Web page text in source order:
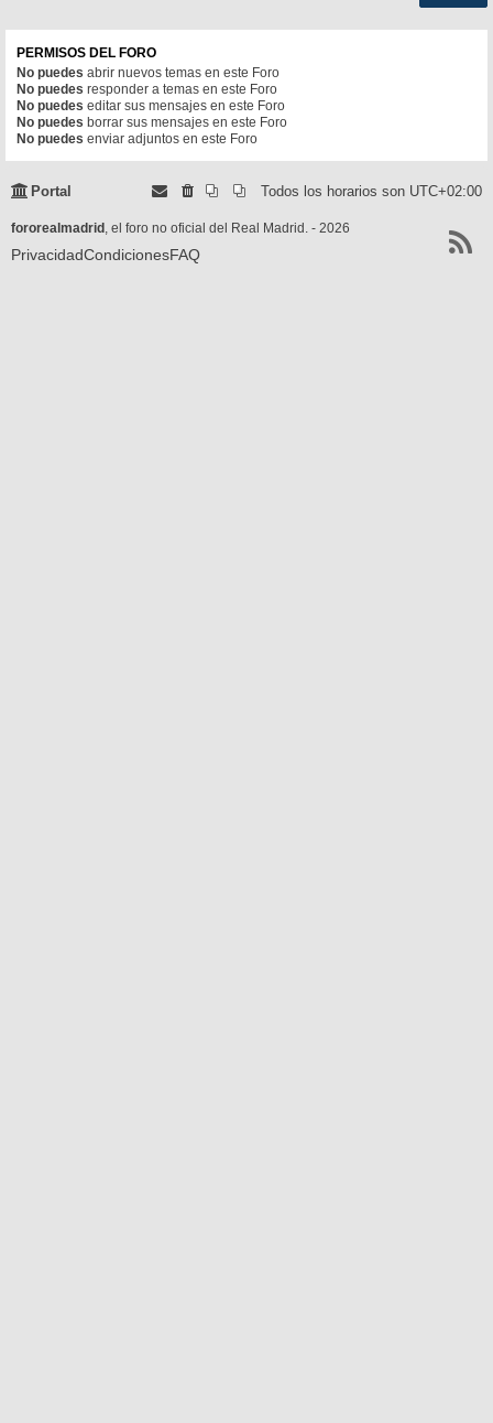
PERMISOS DEL FORO
No puedes abrir nuevos temas en este Foro
No puedes responder a temas en este Foro
No puedes editar sus mensajes en este Foro
No puedes borrar sus mensajes en este Foro
No puedes enviar adjuntos en este Foro
Portal Todos los horarios son UTC+02:00
fororealmadrid , el foro no oficial del Real Madrid. - 2026
PrivacidadCondicionesFAQ